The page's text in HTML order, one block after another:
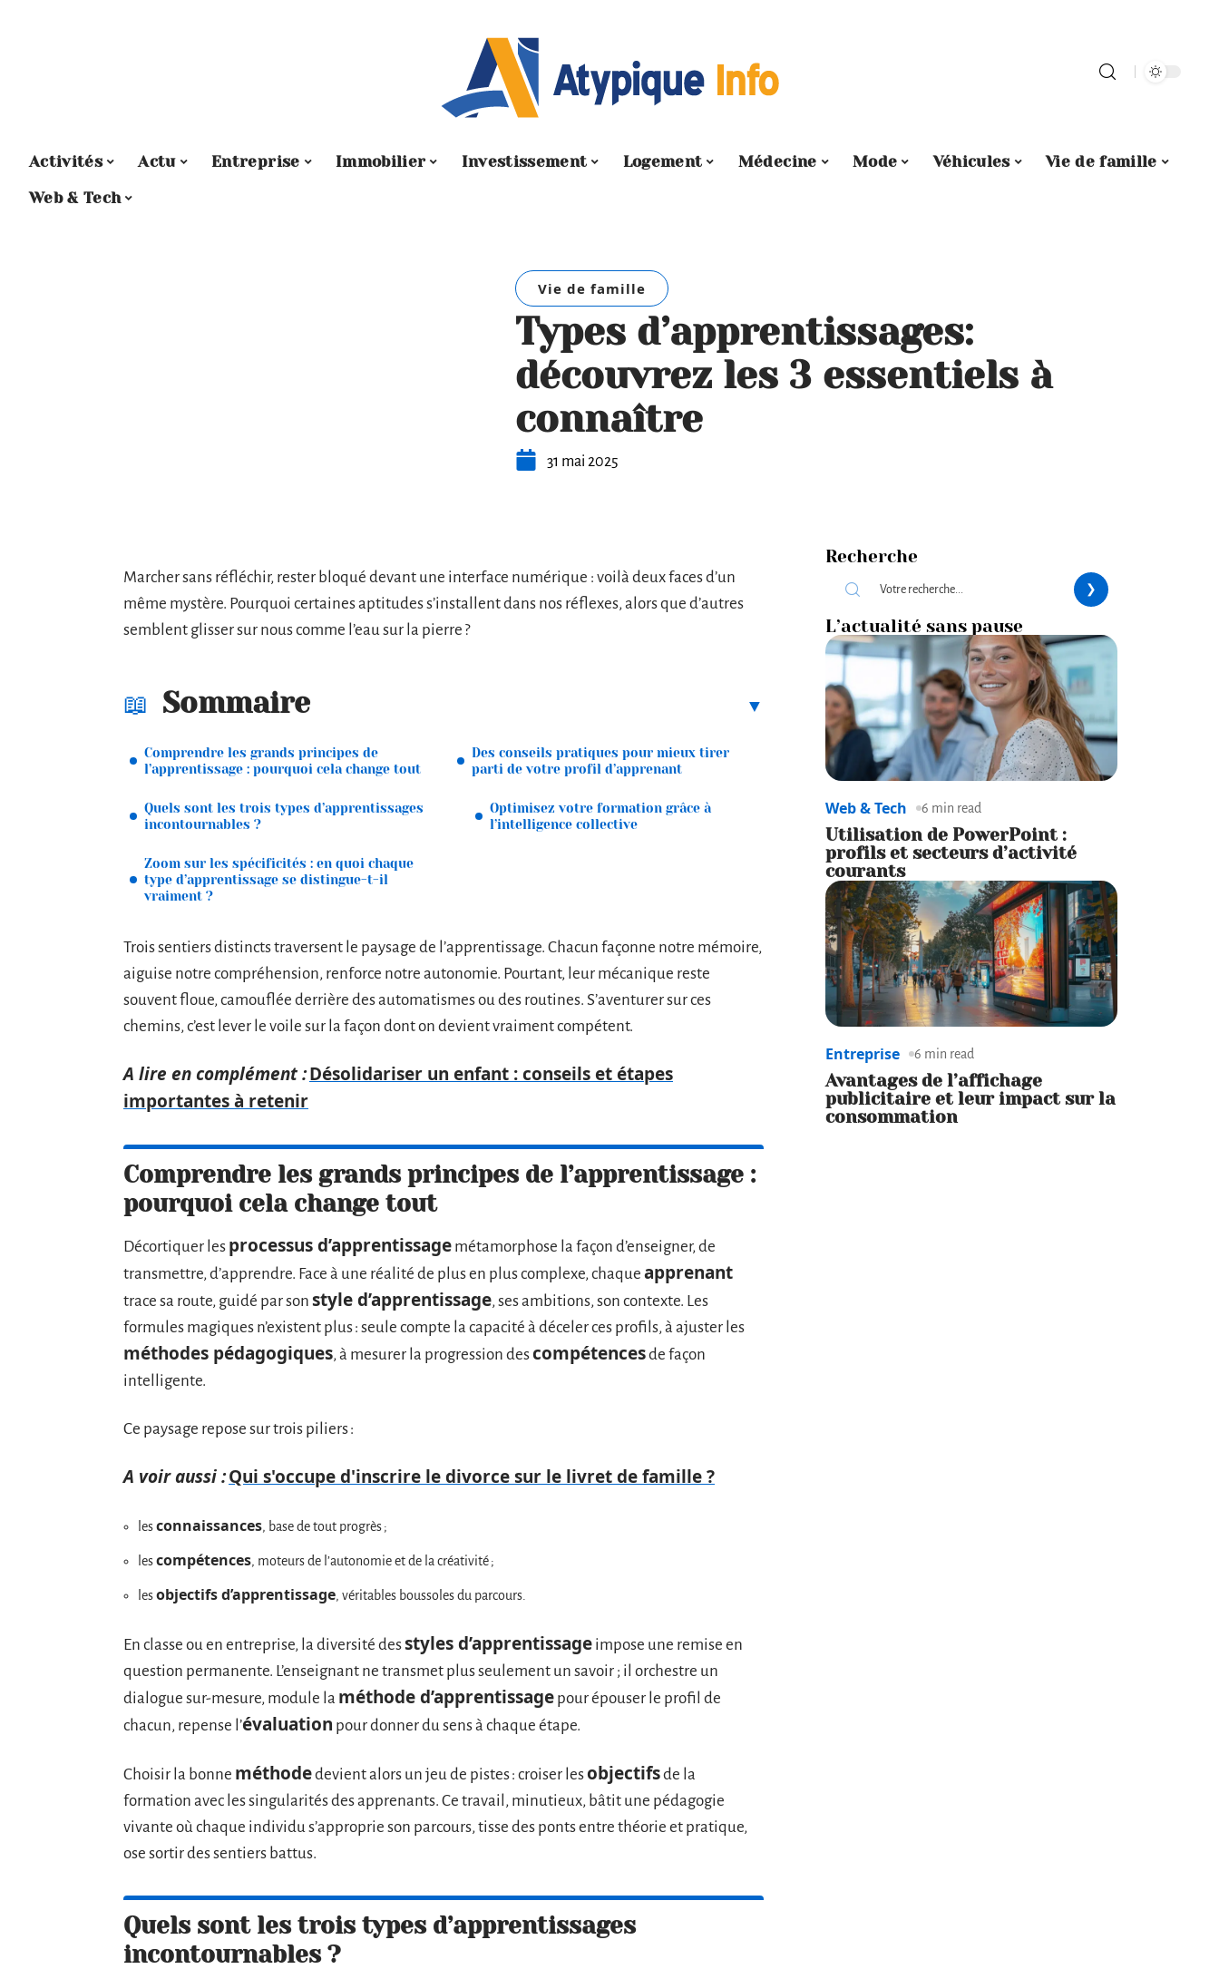
Activités Actu Entreprise Immobilier Investissement Logement Médecine Mode Véhicules
Vie de famille
Web & Tech
Vie de famille
Types d’apprentissages:
découvrez les 3 essentiels à
connaître
31 mai 2025
Marcher sans réfléchir, rester bloqué devant une interface numérique : voilà deux faces d’un
même mystère. Pourquoi certaines aptitudes s’installent dans nos réflexes, alors que d’autres
semblent glisser sur nous comme l’eau sur la pierre ?
Sommaire
Comprendre les grands principes de
l’apprentissage : pourquoi cela change tout
Quels sont les trois types d’apprentissages
incontournables ?
Zoom sur les spécificités : en quoi chaque
type d’apprentissage se distingue-t-il
vraiment ?
Des conseils pratiques pour mieux tirer
parti de votre profil d’apprenant
Optimisez votre formation grâce à
l’intelligence collective
Trois sentiers distincts traversent le paysage de l’apprentissage. Chacun façonne notre mémoire,
aiguise notre compréhension, renforce notre autonomie. Pourtant, leur mécanique reste
souvent floue, camouflée derrière des automatismes ou des routines. S’aventurer sur ces
chemins, c’est lever le voile sur la façon dont on devient vraiment compétent.
A lire en complément :Désolidariser un enfant : conseils et étapes
importantes à retenir
Comprendre les grands principes de l’apprentissage :
pourquoi cela change tout
Décortiquer les processus d’apprentissage métamorphose la façon d’enseigner, de
transmettre, d’apprendre. Face à une réalité de plus en plus complexe, chaque apprenant
trace sa route, guidé par son style d’apprentissage, ses ambitions, son contexte. Les
formules magiques n’existent plus : seule compte la capacité à déceler ces profils, à ajuster les
méthodes pédagogiques, à mesurer la progression descompétencesde façon
intelligente.
Ce paysage repose sur trois piliers :
A voir aussi :Qui s'occupe d'inscrire le divorce sur le livret de famille ?
lesconnaissances, base de tout progrès ;
lescompétences, moteurs de l’autonomie et de la créativité ;
lesobjectifs d’apprentissage, véritables boussoles du parcours.
En classe ou en entreprise, la diversité desstyles d’apprentissage impose une remise en
question permanente. L’enseignant ne transmet plus seulement un savoir ; il orchestre un
dialogue sur-mesure, module la méthode d’apprentissage pour épouser le profil de
chacun, repense l’évaluation pour donner du sens à chaque étape.
Choisir la bonne méthodedevient alors un jeu de pistes : croiser lesobjectifsde la
formation avec les singularités des apprenants. Ce travail, minutieux, bâtit une pédagogie
vivante où chaque individu s’approprie son parcours, tisse des ponts entre théorie et pratique,
ose sortir des sentiers battus.
Quels sont les trois types d’apprentissages
incontournables ?
Recherche
L’actualité sans pause
Web & Tech 6 min read
Utilisation de PowerPoint :
profils et secteurs d’activité
courants
Entreprise 6 min read
Avantages de l’affichage
publicitaire et leur impact sur la
consommation